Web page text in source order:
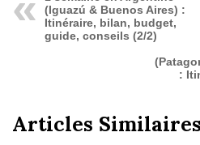
(Iguazú & Buenos Aires) :
Itinéraire, bilan, budget,
guide, conseils (2/2)
:
Articles Similaires